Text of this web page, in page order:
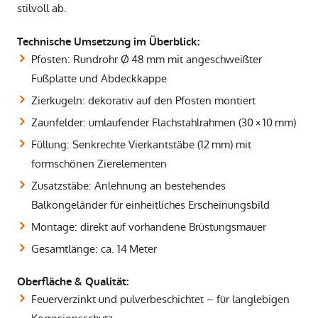
stilvoll ab.
Technische Umsetzung im Überblick:
Pfosten: Rundrohr Ø 48 mm mit angeschweißter
Fußplatte und Abdeckkappe
Zierkugeln: dekorativ auf den Pfosten montiert
Zaunfelder: umlaufender Flachstahlrahmen (30 × 10 mm)
Füllung: Senkrechte Vierkantstäbe (12 mm) mit
formschönen Zierelementen
Zusatzstäbe: Anlehnung an bestehendes
Balkongeländer für einheitliches Erscheinungsbild
Montage: direkt auf vorhandene Brüstungsmauer
Gesamtlänge: ca. 14 Meter
Oberfläche & Qualität:
Feuerverzinkt und pulverbeschichtet – für langlebigen